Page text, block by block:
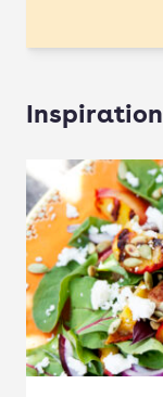
Inspiration